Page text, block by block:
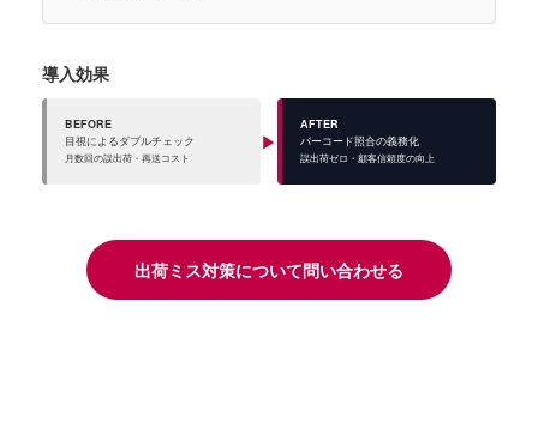
導入効果
BEFORE
目視によるダブルチェック
月数回の誤出荷・再送コスト
▶
AFTER
バーコード照合の義務化
誤出荷ゼロ・顧客信頼度の向上
出荷ミス対策について問い合わせる